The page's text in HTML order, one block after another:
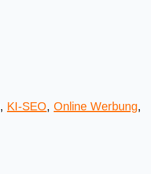
, KI-SEO, Online Werbung,